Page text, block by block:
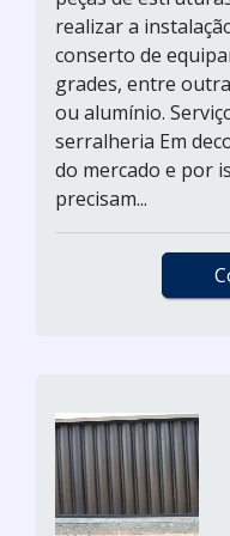
realizar a
conserto de
grades, entre
ou alumínio.
serralheria Em
do mercado e por
precisam...